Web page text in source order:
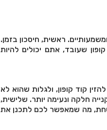
ראשית, חיסכון בזמן.
שעובד, אתם יכולים להיות
קוד קופון, ולגלות שהוא לא
חלקה ונעימה יותר. שלישית,
מה שמאפשר לכם לתכנן את